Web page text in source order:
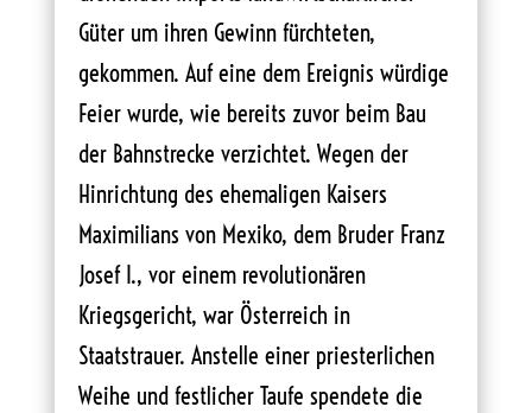
Güter um ihren Gewinn fürchteten,
gekommen. Auf eine dem Ereignis würdige
Feier wurde, wie bereits zuvor beim Bau
der Bahnstrecke verzichtet. Wegen der
Hinrichtung des ehemaligen Kaisers
Maximilians von Mexiko, dem Bruder Franz
Josef I., vor einem revolutionären
Kriegsgericht, war Österreich in
Staatstrauer. Anstelle einer priesterlichen
Weihe und festlicher Taufe spendete die